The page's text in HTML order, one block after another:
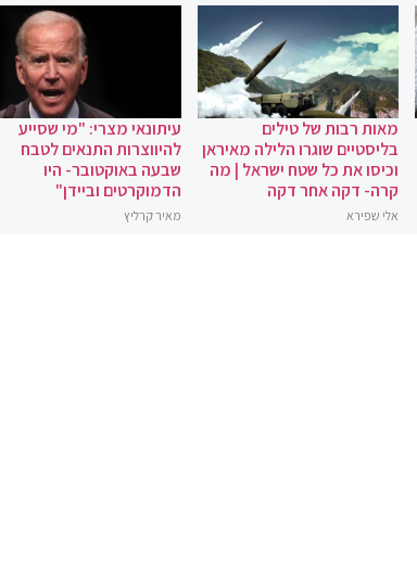
מאות רבות של טילים
בליסטיים שוגרו הלילה מאיראן
וכיסו את כל שטח ישראל | מה
קרה- דקה אחר דקה
אלי שפירא
עיתונאי מצרי: "מי שסייע
להיווצרות התנאים לטבח
שבעה באוקטובר- היו
הדמוקרטים וביידן"
מאיר קרליץ